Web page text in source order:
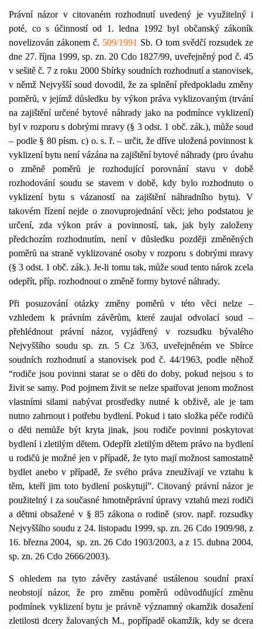
Právní názor v citovaném rozhodnutí uvedený je využitelný i
poté, co s účinností od 1. ledna 1992 byl občanský zákoník
novelizován zákonem č. 509/1991 Sb. O tom svědčí rozsudek ze
dne 27. října 1999, sp. zn. 20 Cdo 1827/99, uveřejněný pod č. 45
v sešitě č. 7 z roku 2000 Sbírky soudních rozhodnutí a stanovisek,
v němž Nejvyšší soud dovodil, že za splnění předpokladu změny
poměrů, v jejímž důsledku by výkon práva vyklizovaným (trvání
na zajištění určené bytové náhrady jako na podmínce vyklizení)
byl v rozporu s dobrými mravy (§ 3 odst. 1 obč. zák.), může soud
– podle § 80 písm. c) o. s. ř. – určit, že dříve uložená povinnost k
vyklizení bytu není vázána na zajištění bytové náhrady (pro úvahu
o změně poměrů je rozhodující porovnání stavu v době
rozhodování soudu se stavem v době, kdy bylo rozhodnuto o
vyklizení bytu s vázaností na zajištění náhradního bytu). V
takovém řízení nejde o znovuprojednání věci; jeho podstatou je
určení, zda výkon práv a povinností, tak, jak byly založeny
předchozím rozhodnutím, není v důsledku později změněných
poměrů na straně vyklizované osoby v rozporu s dobrými mravy
(§ 3 odst. 1 obč. zák.). Je-li tomu tak, může soud tento nárok zcela
odepřít, příp. rozhodnout o změně formy bytové náhrady.
Při posuzování otázky změny poměrů v této věci nelze –
vzhledem k právním závěrům, které zaujal odvolací soud –
přehlédnout právní názor, vyjádřený v rozsudku bývalého
Nejvyššího soudu sp. zn. 5 Cz 3/63, uveřejněném ve Sbírce
soudních rozhodnutí a stanovisek pod č. 44/1963, podle něhož
“rodiče jsou povinni starat se o děti do doby, pokud nejsou s to
živit se samy. Pod pojmem živit se nelze spatřovat jenom možnost
vlastními silami nabývat prostředky nutné k obživě, ale je tam
nutno zahrnout i potřebu bydlení. Pokud i tato složka péče rodičů
o děti nemůže být kryta jinak, jsou rodiče povinni poskytovat
bydlení i zletilým dětem. Odepřít zletilým dětem právo na bydlení
u rodičů je možné jen v případě, že tyto mají možnost samostatně
bydlet anebo v případě, že svého práva zneužívají ve vztahu k
těm, kteří jim toto bydlení poskytují”. Citovaný právní názor je
použitelný i za současné hmotněprávní úpravy vztahů mezi rodiči
a dětmi obsažené v § 85 zákona o rodině (srov. např. rozsudky
Nejvyššího soudu z 24. listopadu 1999, sp. zn. 26 Cdo 1909/98, z
16. března 2004, sp. zn. 26 Cdo 1903/2003, a z 15. dubna 2004,
sp. zn. 26 Cdo 2666/2003).
S ohledem na tyto závěry zastávané ustálenou soudní praxí
neobstojí názor, že pro změnu poměrů odůvodňující změnu
podmínek vyklizení bytu je právně významný okamžik dosažení
zletilosti dcery žalovaných M., popřípadě okamžik, kdy se dcera